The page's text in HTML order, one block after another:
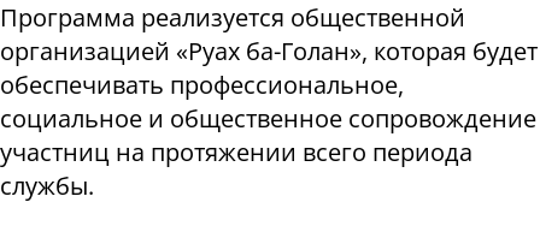
Программа реализуется общественной
организацией «Руах ба-Голан», которая будет
обеспечивать профессиональное,
социальное и общественное сопровождение
участниц на протяжении всего периода
службы.